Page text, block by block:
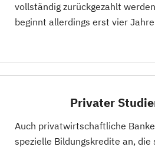
vollständig zurückgezahlt
beginnt allerdings erst vier
Privater
Auch privatwirtschaftliche
spezielle Bildungskredite an, die